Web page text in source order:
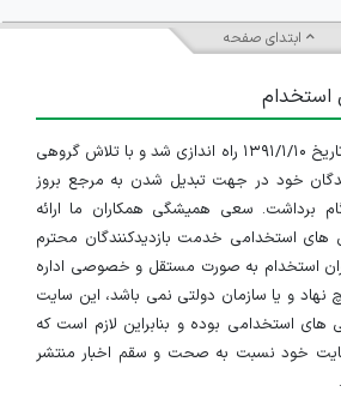
ابتدای صفحه
استخدام
سایت ایران استخدام در تاریخ ۱۳۹۱/۱/۱۰ راه اندازی شد و با تلاش گروهی
خود در جهت تبدیل شدن به مرجع بروز
برداشت. سعی همیشگی همکاران ما ارائه
استخدامی خدمت بازدیدکنندگان محترم
استخدام به صورت مستقل و خصوصی اداره
و یا سازمان دولتی نمی باشد، این سایت
های استخدامی بوده و بنابراین لازم است که
سایت خود نسبت به صحت و سقم اخبار منتشر